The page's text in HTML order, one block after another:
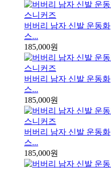
버버리 남자 신발 운동화
스...
185,000원
버버리 남자 신발 운동화
스...
185,000원
버버리 남자 신발 운동화
스...
185,000원